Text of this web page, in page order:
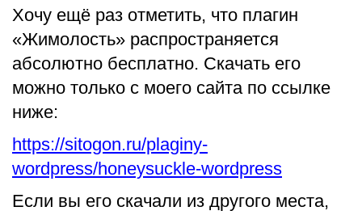
Хочу ещё раз отметить, что плагин
«Жимолость» распространяется
абсолютно бесплатно. Скачать его
можно только с моего сайта по ссылке
ниже:
https://sitogon.ru/plaginy-
wordpress/honeysuckle-wordpress
Если вы его скачали из другого места,